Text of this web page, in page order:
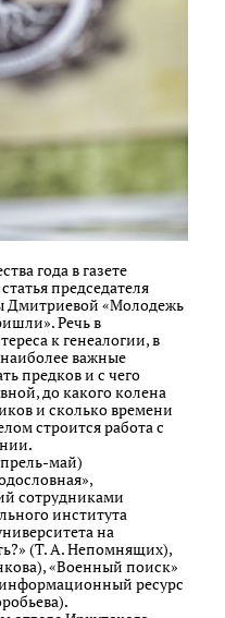
года в газете
председателя
«Молодежь
Речь в
к генеалогии, в
важные
предков и с чего
до какого колена
и сколько времени
строится работа с
май)
сотрудниками
института
на
(Т. А. Непомнящих),
«Военный поиск»
ресурс